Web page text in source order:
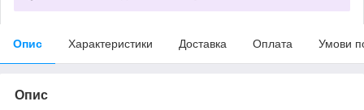
Опис Характеристики Доставка Оплата Умови
Опис